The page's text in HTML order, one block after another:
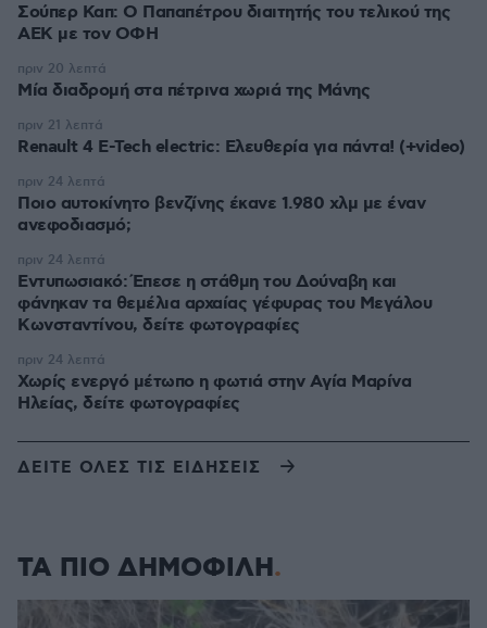
Σούπερ Καπ: Ο Παπαπέτρου διαιτητής του τελικού της
ΑΕΚ με τον ΟΦΗ
Μία διαδρομή στα πέτρινα χωριά της Μάνης
πριν 20 λεπτά
Renault 4 E-Tech electric: Ελευθερία για πάντα! (+video)
πριν 21 λεπτά
Ποιο αυτοκίνητο βενζίνης έκανε 1.980 χλμ με έναν
ανεφοδιασμό;
πριν 24 λεπτά
Εντυπωσιακό: Έπεσε η στάθμη του Δούναβη και
φάνηκαν τα θεμέλια αρχαίας γέφυρας του Μεγάλου
Κωνσταντίνου, δείτε φωτογραφίες
πριν 24 λεπτά
Χωρίς ενεργό μέτωπο η φωτιά στην Aγία Μαρίνα
Ηλείας, δείτε φωτογραφίες
πριν 24 λεπτά
ΔΕΙΤΕ ΟΛΕΣ ΤΙΣ ΕΙΔΗΣΕΙΣ
ΤΑ ΠΙΟ ΔΗΜΟΦΙΛΗ